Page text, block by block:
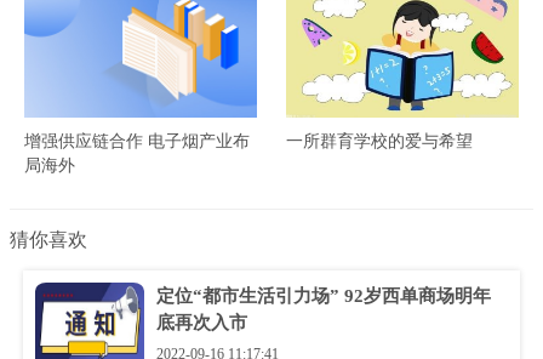
增强供应链合作 电子烟产业布
局海外
一所群育学校的爱与希望
猜你喜欢
定位“都市生活引力场” 92岁西单商场明年
底再次入市
2022-09-16 11:17:41